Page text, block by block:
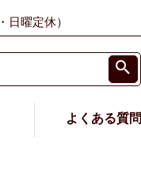
日曜定休）
よくある質問